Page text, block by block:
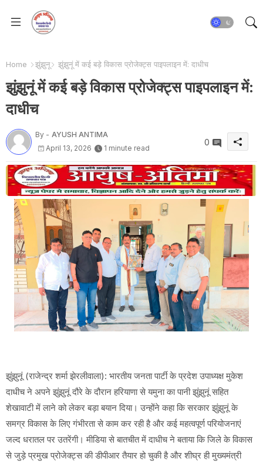
Home झुंझुनू झुंझुनूं में कई बड़े विकास प्रोजेक्ट्स पाइपलाइन में: दाधीच
झुंझुनूं में कई बड़े विकास प्रोजेक्ट्स पाइपलाइन में:
दाधीच
By - AYUSH ANTIMA
April 13, 2026
1 minute read
0
झुंझुनूं (राजेन्द्र शर्मा झेरलीवाला): भारतीय जनता पार्टी के प्रदेश उपाध्यक्ष मुकेश
दाधीच ने अपने झुंझुनूं दौरे के दौरान हरियाणा से यमुना का पानी झुंझुनूं सहित
शेखावाटी में लाने को लेकर बड़ा बयान दिया। उन्होंने कहा कि सरकार झुंझुनूं के
समग्र विकास के लिए गंभीरता से काम कर रही है और कई महत्वपूर्ण परियोजनाएं
जल्द धरातल पर उतरेंगी। मीडिया से बातचीत में दाधीच ने बताया कि जिले के विकास
से जुड़े प्रमुख प्रोजेक्ट्स की डीपीआर तैयार हो चुकी है और शीघ्र ही मुख्यमंत्री